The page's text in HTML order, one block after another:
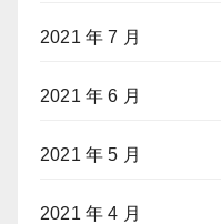
2021 年 7 月
2021 年 6 月
2021 年 5 月
2021 年 4 月